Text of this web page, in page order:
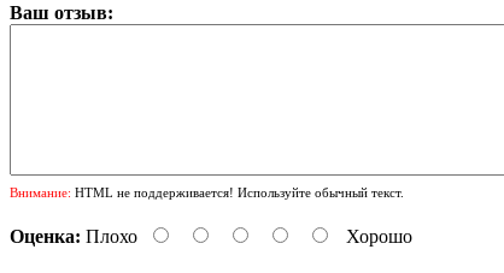
Ваш отзыв:
Внимание: HTML не поддерживается! Используйте обычный текст.
Оценка: Плохо Хорошо